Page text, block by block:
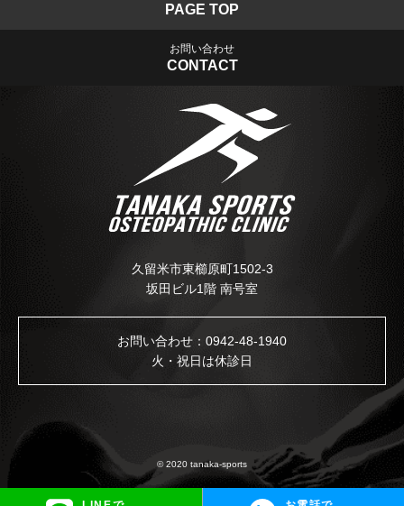
PAGE TOP
お問い合わせ
CONTACT
久留米市東櫛原町1502-3
坂田ビル1階 南号室
お問い合わせ： 0942-48-1940
火・祝日は休診日
© 2020 tanaka-sports